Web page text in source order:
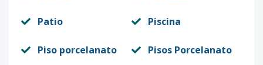
Patio Piscina
Piso porcelanato Pisos Porcelanato